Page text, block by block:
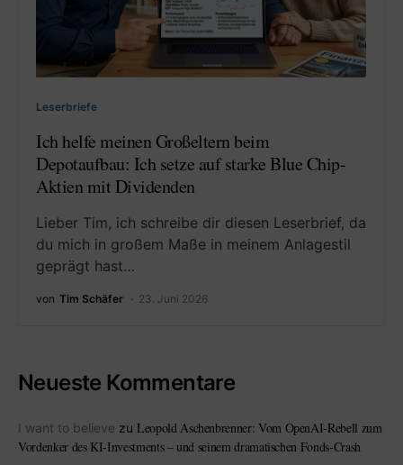
Leserbriefe
Ich helfe meinen Großeltern beim
Depotaufbau: Ich setze auf starke Blue Chip-
Aktien mit Dividenden
Lieber Tim, ich schreibe dir diesen Leserbrief, da
du mich in großem Maße in meinem Anlagestil
geprägt hast…
von Tim Schäfer 23. Juni 2026
Neueste Kommentare
I want to believe zu Leopold Aschenbrenner: Vom OpenAI-Rebell zum
Vordenker des KI-Investments – und seinem dramatischen Fonds-Crash